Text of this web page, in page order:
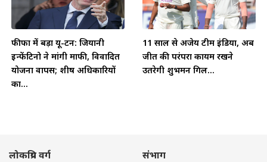
फीफा में बड़ा यू-टर्न: जियानी
इन्फेंटिनो ने मांगी माफी, विवादित
योजना वापस; शीर्ष अधिकारियों
का...
11 साल से अजेय टीम इंडिया, अब
जीत की परंपरा कायम रखने
उतरेगी शुभमन गिल...
लोकप्रिय वर्ग संभाग